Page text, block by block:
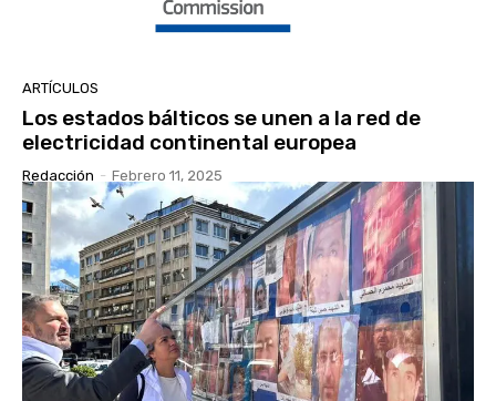
ARTÍCULOS
Los estados bálticos se unen a la red de
electricidad continental europea
Redacción - Febrero 11, 2025